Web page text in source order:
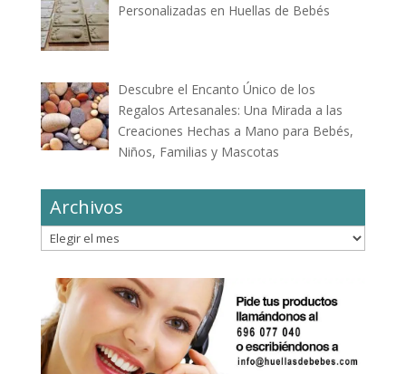
Personalizadas en Huellas de Bebés
Descubre el Encanto Único de los
Regalos Artesanales: Una Mirada a las
Creaciones Hechas a Mano para Bebés,
Niños, Familias y Mascotas
Archivos
Archivos